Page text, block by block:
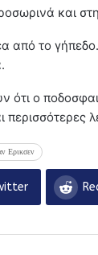
και στη
από το
ο
Ερικσεν